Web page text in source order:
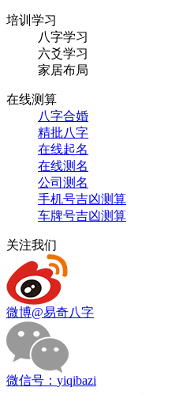
培训学习
八字学习
六爻学习
家居布局
在线测算
八字合婚
精批八字
在线起名
在线测名
公司测名
手机号吉凶测算
车牌号吉凶测算
关注我们
微博@易奇八字
微信号： yiqibazi